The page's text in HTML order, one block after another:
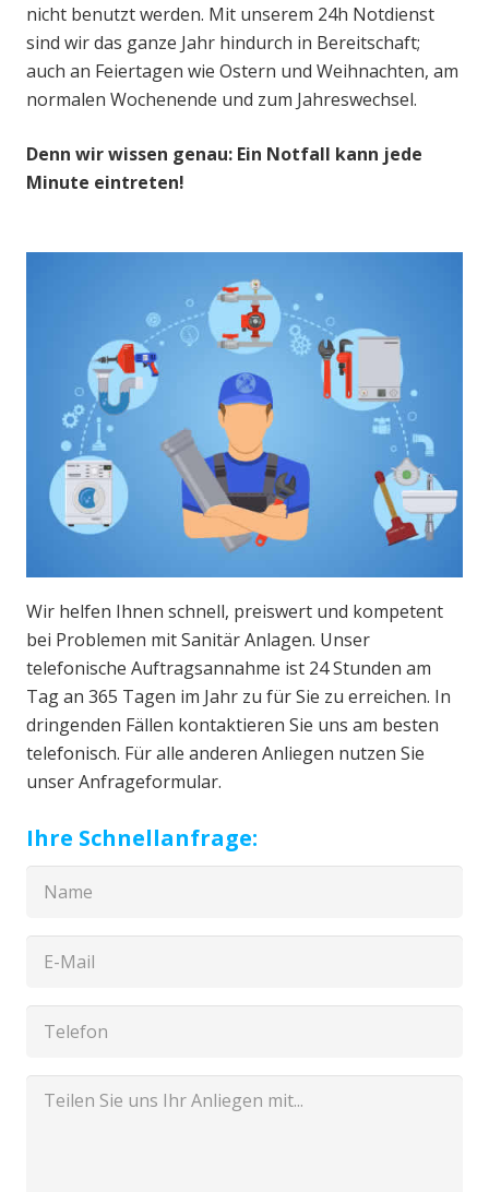
nicht benutzt werden. Mit unserem 24h Notdienst
sind wir das ganze Jahr hindurch in Bereitschaft;
auch an Feiertagen wie Ostern und Weihnachten, am
normalen Wochenende und zum Jahreswechsel.
Denn wir wissen genau: Ein Notfall kann jede
Minute eintreten!
Wir helfen Ihnen schnell, preiswert und kompetent
bei Problemen mit Sanitär Anlagen. Unser
telefonische Auftragsannahme ist 24 Stunden am
Tag an 365 Tagen im Jahr zu für Sie zu erreichen. In
dringenden Fällen kontaktieren Sie uns am besten
telefonisch. Für alle anderen Anliegen nutzen Sie
unser Anfrageformular.
Ihre Schnellanfrage: